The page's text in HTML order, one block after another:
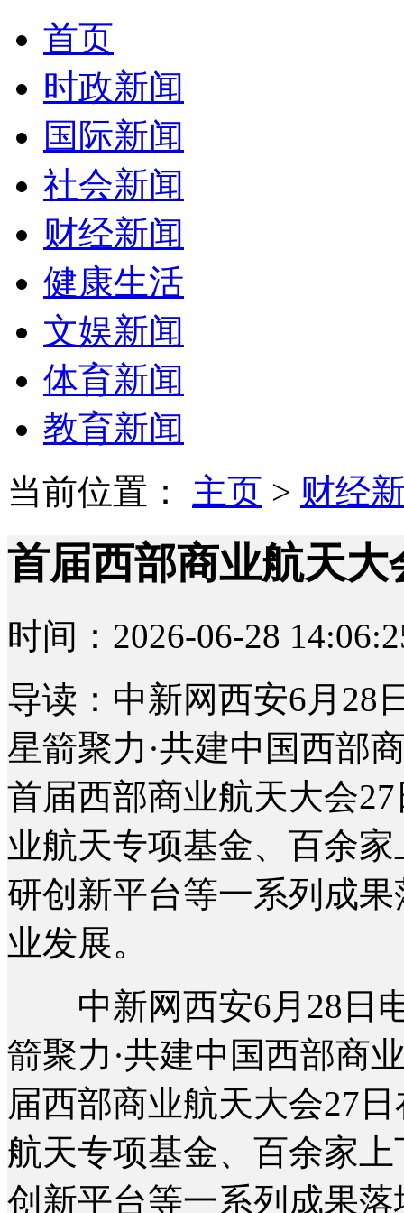
首页
时政新闻
国际新闻
社会新闻
财经新闻
健康生活
文娱新闻
体育新闻
教育新闻
当前位置： 主页 > 财经
首届西部商业航天大
时间：2026-06-28
导读：中新网西安6月28
星箭聚力·共建中国西部
首届西部商业航天大会
业航天专项基金、百余
研创新平台等一系列成
业发展。
中新网西安6月28日电
箭聚力·共建中国西部商
届西部商业航天大会27
航天专项基金、百余家
创新平台等一系列成果